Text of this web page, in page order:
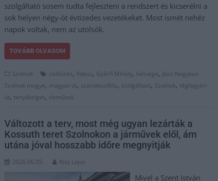
szolgáltató sosem tudta fejleszteni a rendszert és kicserélni a
sok helyen négy-öt évtizedes vezetékeket. Most ismét nehéz
napok voltak, nem az utolsók.
TOVÁBB OLVASOM
Szolnok csőtörés, fidesz, Győrfi Mihály, hétvége, Jász-Nagykun
Szolnok megye, magyar út, szandaszőlős, szolgáltató, Szolnok, téglagyári
út, tenyősziget,vízművek
Változott a terv, most még ugyan lezárták a
Kossuth teret Szolnokon a járművek elől, ám
utána jóval hosszabb időre megnyitják
2026.06.05. Kiss Lajos
Mivel a Szent István